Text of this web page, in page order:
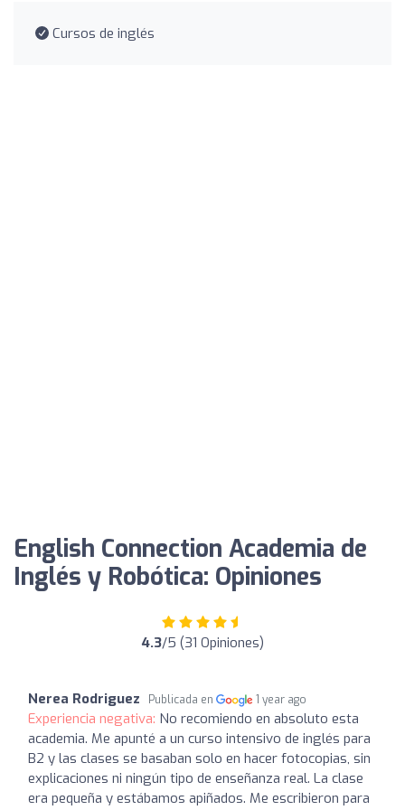
Cursos de inglés
English Connection Academia de
Inglés y Robótica: Opiniones
4.3/5 (31 Opiniones)
Nerea Rodriguez Publicada en 1 year ago
Experiencia negativa: No recomiendo en absoluto esta
academia. Me apunté a un curso intensivo de inglés para
B2 y las clases se basaban solo en hacer fotocopias, sin
explicaciones ni ningún tipo de enseñanza real. La clase
era pequeña y estábamos apiñados. Me escribieron para